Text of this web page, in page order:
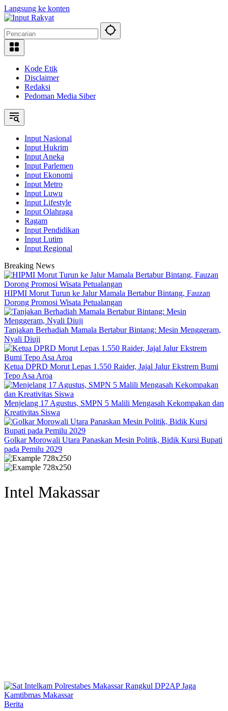
Langsung ke konten
Kode Etik
Disclaimer
Redaksi
Pedoman Media Siber
Input Nasional
Input Hukrim
Input Aneka
Input Parlemen
Input Ekonomi
Input Metro
Input Luwu
Input Lifestyle
Input Olahraga
Ragam
Input Pendidikan
Input Lutim
Input Regional
Breaking News
HIPMI Morut Turun ke Jalur Mamala Bertabur Bintang, Fauzan
Dorong Promosi Wisata Petualangan
Tanjakan Berhadiah Mamala Bertabur Bintang: Mesin Menggeram,
Nyali Diuji
Ketua DPRD Morut Lepas 1.550 Raider, Jajal Jalur Ekstrem Bumi
Tepo Asa Aroa
Menjelang 17 Agustus, SMPN 5 Malili Mengasah Kekompakan dan
Kreativitas Siswa
Golkar Morowali Utara Panaskan Mesin Politik, Bidik Kursi Bupati
pada Pemilu 2029
Intel Makassar
Berita